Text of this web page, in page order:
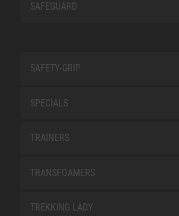
SAFEGUARD
SAFETY-GRIP
SPECIALS
TRAINERS
TRANSFOAMERS
TREKKING LADY